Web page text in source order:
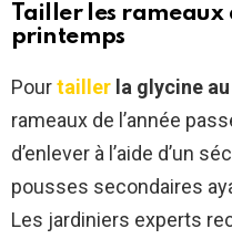
Tailler les
printemps
Pourtailler la glycine
rameaux de l’année
d’enlever à l’aide d’un
pousses secondaires
Les jardiniers experts